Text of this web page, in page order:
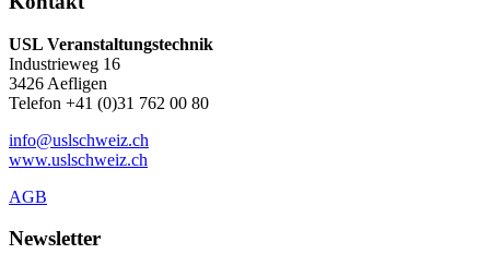
USL Veranstaltungstechnik
Industrieweg 16
3426 Aefligen
Telefon +41 (0)31 762 00 80
info@uslschweiz.ch
www.uslschweiz.ch
AGB
Newsletter